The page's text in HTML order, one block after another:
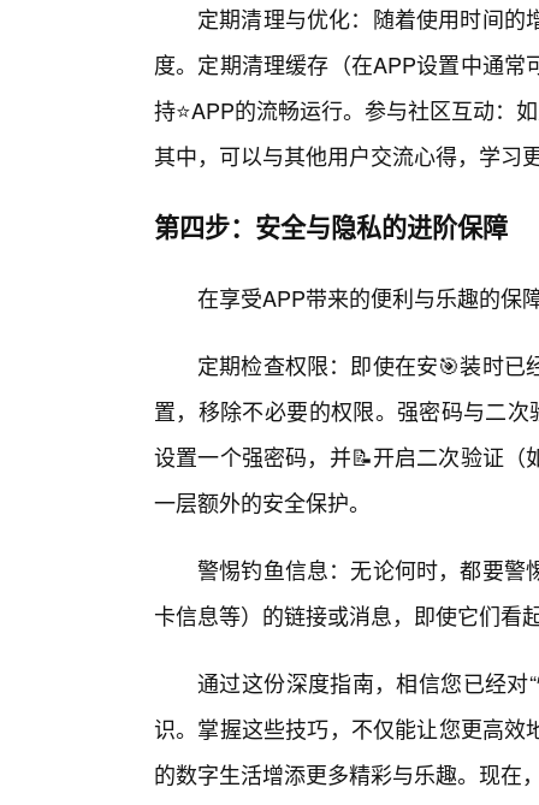
定期清理与优化：随着使用时间
度。定期清理缓存（在APP设置中通
持⭐APP的流畅运行。参与社区互动：
其中，可以与其他用户交流心得，学习
第四步：安全与隐私的进阶保障
在享受APP带来的便利与乐趣的保
定期检查权限：即使在安🎯装时
置，移除不必要的权限。强密码与二
设置一个强密码，并📝开启二次验证
一层额外的安全保护。
警惕钓鱼信息：无论何时，都要警
卡信息等）的链接或消息，即使它们看
通过这份深度指南，相信您已经对
识。掌握这些技巧，不仅能让您更高
的数字生活增添更多精彩与乐趣。现在